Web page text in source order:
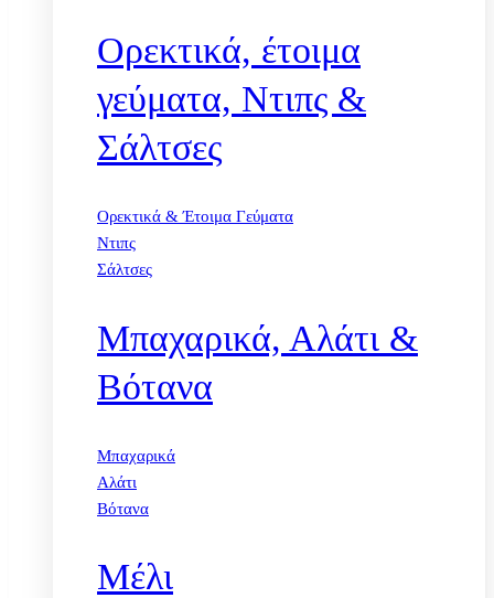
Ορεκτικά, έτοιμα
γεύματα, Ντιπς &
Σάλτσες
Ορεκτικά & Έτοιμα Γεύματα
Ντιπς
Σάλτσες
Μπαχαρικά, Αλάτι &
Βότανα
Μπαχαρικά
Αλάτι
Βότανα
Μέλι